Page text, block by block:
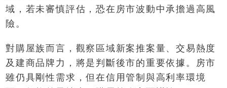
域，若未審慎評估，恐在房市波動中承擔過高風
險。
對購屋族而言，觀察區域新案推案量、交易熱度
及建商品牌力，將是判斷後市的重要依據。房市
雖仍具剛性需求，但在信用管制與高利率環境